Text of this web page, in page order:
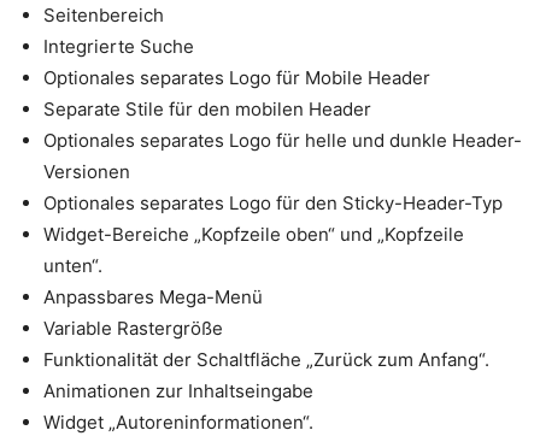
Seitenbereich
Integrierte Suche
Optionales separates Logo für Mobile Header
Separate Stile für den mobilen Header
Optionales separates Logo für helle und dunkle Header-
Versionen
Optionales separates Logo für den Sticky-Header-Typ
Widget-Bereiche „Kopfzeile oben“ und „Kopfzeile
unten“.
Anpassbares Mega-Menü
Variable Rastergröße
Funktionalität der Schaltfläche „Zurück zum Anfang“.
Animationen zur Inhaltseingabe
Widget „Autoreninformationen“.